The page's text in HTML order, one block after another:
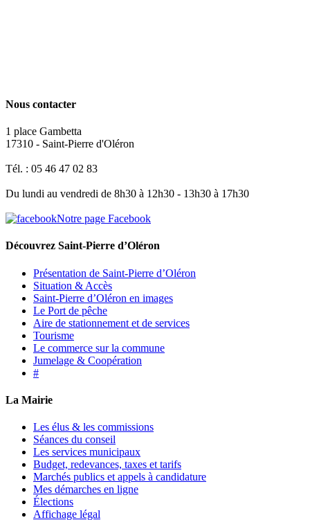
Nous contacter
1 place Gambetta
17310 - Saint-Pierre d'Oléron
Tél. : 05 46 47 02 83
Du lundi au vendredi de 8h30 à 12h30 - 13h30 à 17h30
Notre page Facebook
Découvrez Saint-Pierre d’Oléron
Présentation de Saint-Pierre d’Oléron
Situation & Accès
Saint-Pierre d’Oléron en images
Le Port de pêche
Aire de stationnement et de services
Tourisme
Le commerce sur la commune
Jumelage & Coopération
#
La Mairie
Les élus & les commissions
Séances du conseil
Les services municipaux
Budget, redevances, taxes et tarifs
Marchés publics et appels à candidature
Mes démarches en ligne
Élections
Affichage légal